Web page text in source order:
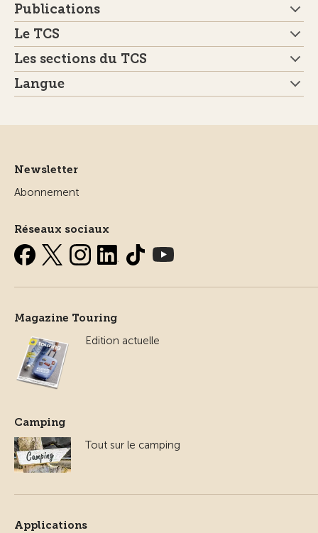
Publications
Le TCS
Les sections du TCS
Langue
Newsletter
Abonnement
Réseaux sociaux
Magazine Touring
Edition actuelle
Camping
Tout sur le camping
Applications